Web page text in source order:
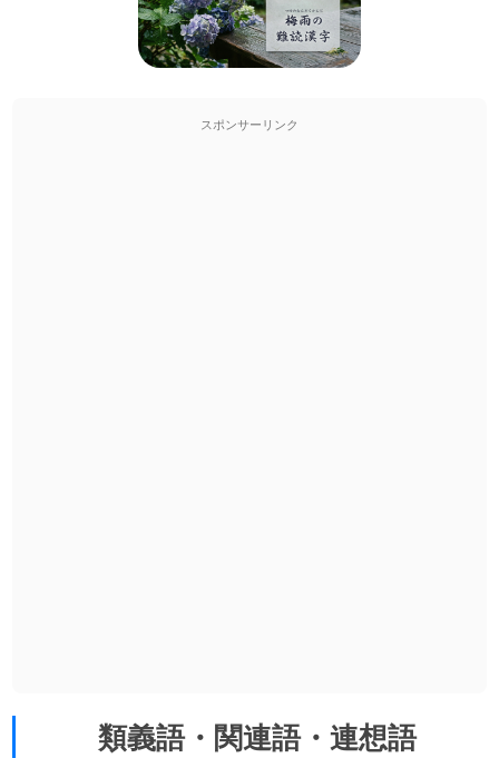
スポンサーリンク
類義語・関連語・連想語